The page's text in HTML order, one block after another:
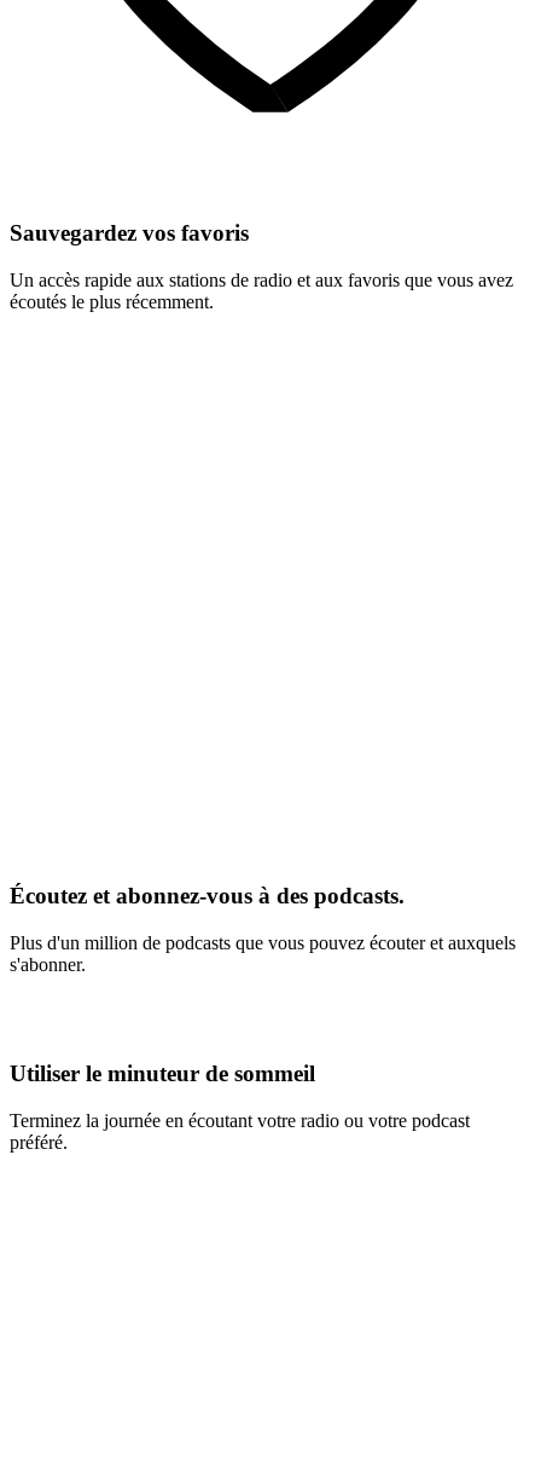
Sauvegardez vos favoris
Un accès rapide aux stations de radio et aux favoris que vous avez
écoutés le plus récemment.
Écoutez et abonnez-vous à des podcasts.
Plus d'un million de podcasts que vous pouvez écouter et auxquels
s'abonner.
Utiliser le minuteur de sommeil
Terminez la journée en écoutant votre radio ou votre podcast
préféré.